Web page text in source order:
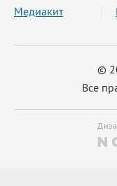
©
Все
Медиакит